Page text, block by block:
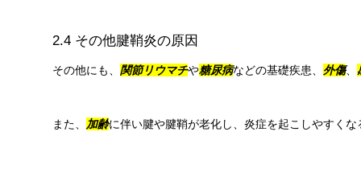
2.4 その他腱鞘炎の原因
その他にも、 関節リウマチや糖尿病などの基礎疾患、 外傷、
また、 加齢に伴い腱や腱鞘が老化し、炎症を起こしやすく